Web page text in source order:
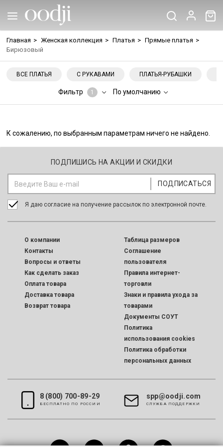
Главная > Женская коллекция > Платья > Прямые платья >
Бирюзовый
ВСЕ ПЛАТЬЯ С РУКАВАМИ ПЛАТЬЯ-РУБАШКИ
Фильтр 1 По умолчанию
К сожалению, по выбранным параметрам ничего не найдено.
ПОДПИШИСЬ НА АКЦИИ И СКИДКИ
Я даю согласие на получение рассылок по электронной почте.
O компании
Контакты
Вопросы и ответы
Как сделать заказ
Оплата товара
Доставка товара
Возврат товара
Таблица размеров
Соглашение
пользователя
Правила интернет-
торговли
Знаки и правила ухода за
товарами
Документы СОУТ
Политика
использования cookies
Политика обработки
персональных данных
8 (800) 700-89-29
БЕСПЛАТНО ПО РОССИИ
spp@oodji.com
CЛУЖБА ПОДДЕРЖКИ